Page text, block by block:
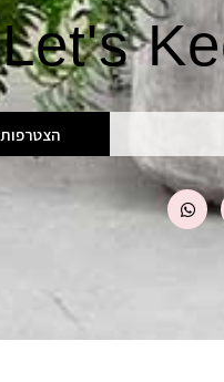
Let's
הצטרפות